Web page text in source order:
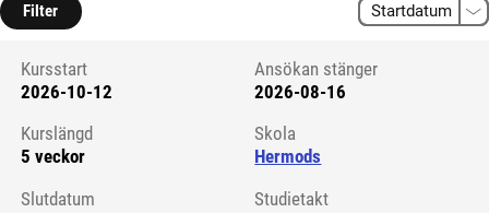
Filter
Kursstart 6124924
Kursstart
2026-10-12
Ansökan stänger
2026-08-16
Kurslängd
5 veckor
Skola
Hermods
Slutdatum
Studietakt